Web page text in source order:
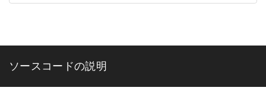
ソースコードの説明